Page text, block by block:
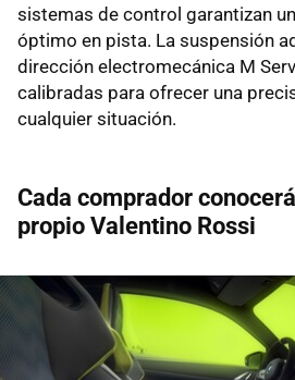
sistemas de control garantizan
óptimo en pista. La suspensión
dirección electromecánica M
calibradas para ofrecer una
cualquier situación.
Cada comprador
propio Valentino Rossi